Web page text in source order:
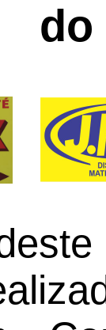
do